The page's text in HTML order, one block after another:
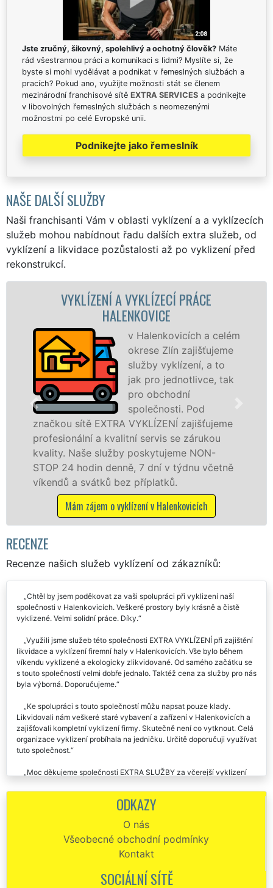
Jste zručný, šikovný, spolehlivý a ochotný člověk? Máte
rád všestrannou práci a komunikaci s lidmi? Myslíte si, že
byste si mohl vydělávat a podnikat v řemeslných službách a
pracích? Pokud ano, využijte možnosti stát se členem
mezinárodní franchisové sítě EXTRA SERVICES a podnikejte
v libovolných řemeslných službách s neomezenými
možnostmi po celé Evropské unii.
Podnikejte jako řemeslník
NAŠE DALŠÍ SLUŽBY
Naši franchisanti Vám v oblasti vyklízení a a vyklízecích
služeb mohou nabídnout řadu dalších extra služeb, od
vyklízení a likvidace pozůstalosti až po vyklizení před
rekonstrukcí.
VYKLÍZECÍ PRÁCE
v Halenkovicích a celém
okrese Zlín zajišťujeme
služby vyklízení, a to
jak pro jednotlivce, tak
pro obchodní
společnosti. Pod
VYKLÍZENÍ zajišťujeme
servis se zárukou
poskytujeme NON-
7 dní v týdnu včetně
příplatků.
v Halenkovicích
VYKLÍZECÍ
v Halenkovicích a
službu jak fyzickým,
osobám se zárukou
práce, a to NON-
Mám zájem o
RECENZE
Recenze našich služeb vyklízení od zákazníků:
Chtěl by jsem poděkovat za vaši spolupráci při vyklizení naší
společnosti v Halenkovicích. Veškeré prostory byly krásně a čistě
vyklizené. Velmi solidní práce. Díky.
Využili jsme služeb této společnosti EXTRA VYKLÍZENÍ při zajištění
likvidace a vyklízení firemní haly v Halenkovicích. Vše bylo během
víkendu vyklizené a ekologicky zlikvidované. Od samého začátku se
s touto společností velmi dobře jednalo. Taktéž cena za služby pro nás
byla výborná. Doporučujeme.
Ke spolupráci s touto společností můžu napsat pouze klady.
Likvidovali nám veškeré staré vybavení a zařízení v Halenkovicích a
zajišťovali kompletní vyklizení firmy. Skutečně není co vytknout. Celá
organizace vyklízení probíhala na jedničku. Určitě doporučuji využívat
tuto společnost.
Moc děkujeme společnosti EXTRA SLUŽBY za včerejší vyklízení
spolupráce. Určitě budeme v Halenkovicích jejich služby vyklízení a
stěhování využívat i nadále. Ještě jednou děkujeme.
Vyklizení mé firmy v Halenkovicích mi poskytla tato společnost
EXTRA VYKLÍZENÍ. Perfektní domluva, práce i cena za vyklízecí a
likvidační práce. Určitě doporučuji.
ODKAZY
O nás
Všeobecné obchodní podmínky
Kontakt
SOCIÁLNÍ SÍTĚ